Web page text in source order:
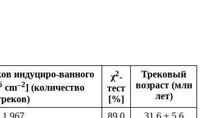
индуциро-ванного
cm–2] (количество
χ2-
тест
[%]
Трековый
возраст (млн
лет)